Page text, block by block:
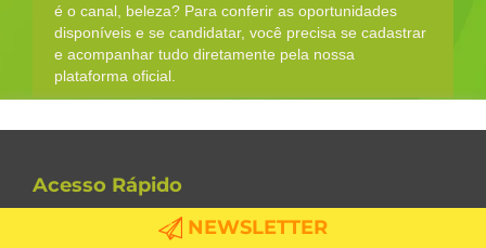
é o canal, beleza? Para conferir as oportunidades
disponíveis e se candidatar, você precisa se cadastrar
e acompanhar tudo diretamente pela nossa
plataforma oficial.
Acesso Rápido
NEWSLETTER
Leia mais